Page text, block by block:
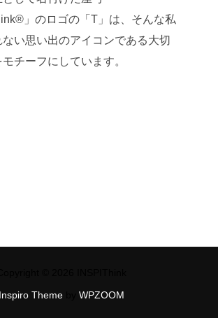
」のロゴの「T」は、そんな私
い思い出のアイコンである大切
チーフにしています。
Inspiro Theme
WPZOOM